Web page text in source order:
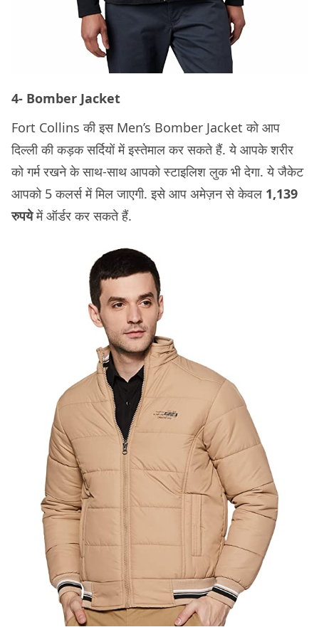
4- Bomber Jacket
Fort Collins की इस Men’s Bomber Jacket को आप
दिल्ली की कड़क सर्दियों में इस्तेमाल कर सकते हैं. ये आपके शरीर
को गर्म रखने के साथ-साथ आपको स्टाइलिश लुक भी देगा. ये जैकेट
आपको 5 कलर्स में मिल जाएगी. इसे आप अमेज़न से केवल 1,139
रुपयेमें ऑर्डर कर सकते हैं.